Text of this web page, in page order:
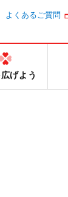
よくあるご質問
げよう